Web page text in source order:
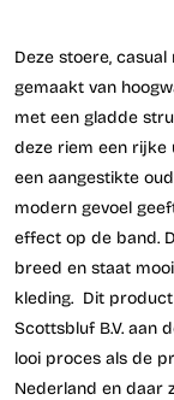
Deze stoere,
gemaakt van
met een gladde
deze riem een rijke
een aangestikte
modern gevoel
effect op de band.
breed en staat
kleding. Dit
Scottsbluf B.V. aan
looi proces als de
Nederland en daar